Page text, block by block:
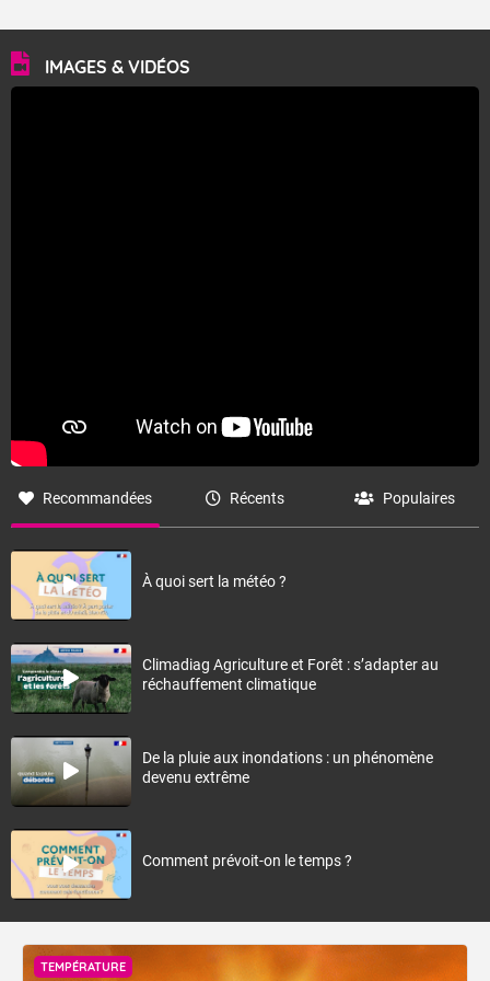
IMAGES & VIDÉOS
Recommandées Récents Populaires
À quoi sert la météo ?
Climadiag Agriculture et Forêt : s’adapter au
réchauffement climatique
De la pluie aux inondations : un phénomène
devenu extrême
Comment prévoit-on le temps ?
TEMPÉRATURE